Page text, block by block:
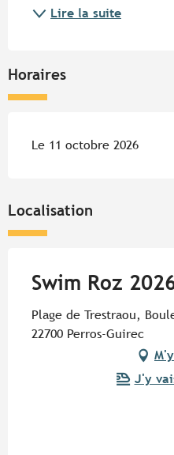
Lire la suite
Horaires
Le 11 octobre 2026
Localisation
Swim Roz
Plage de Trestraou,
22700 Perros-Guirec
J'y